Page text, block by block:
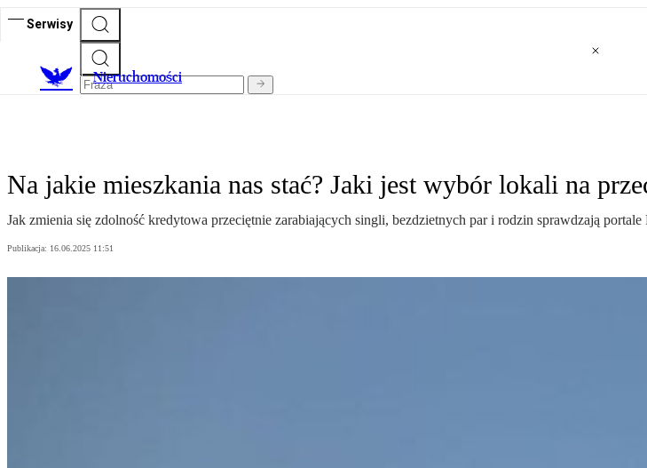
Serwisy
Nieruchomości
Na jakie mieszkania nas stać? Jaki jest wybór lokali na
Jak zmienia się zdolność kredytowa przeciętnie zarabiających singli, bezdzietnych par i rodzin sprawdzają
Publikacja: 16.06.2025 11:51